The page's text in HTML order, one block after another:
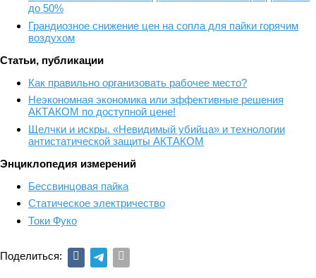
до 50%
Грандиозное снижение цен на сопла для пайки горячим
воздухом
Статьи, публикации
Как правильно организовать рабочее место?
Неэкономная экономика или эффективные решения
АКТАКОМ по доступной цене!
Щелчки и искры. «Невидимый убийца» и технологии
антистатической защиты АКТАКОМ
Энциклопедия измерений
Бессвинцовая пайка
Статическое электричество
Токи Фуко
Поделиться: